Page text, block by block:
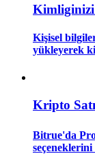
Kişisel
yükleyerek
Kripto
Bitrue'da